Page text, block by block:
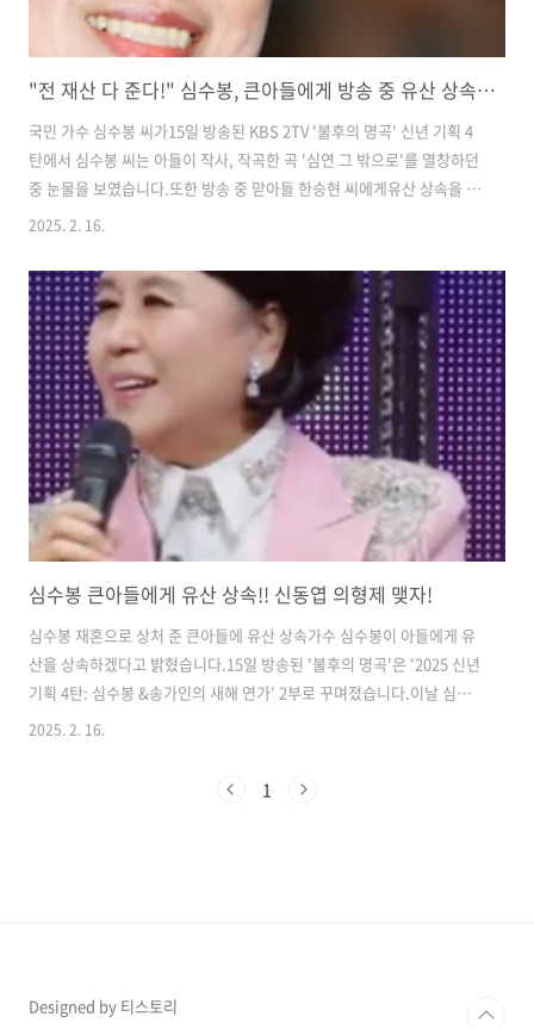
"전 재산 다 준다!" 심수봉, 큰아들에게 방송 중 유산 상속 폭탄 선언!
국민 가수 심수봉 씨가15일 방송된 KBS 2TV '불후의 명곡' 신년 기획 4
탄에서 심수봉 씨는 아들이 작사, 작곡한 곡 '심연 그 밖으로'를 열창하던
중 눈물을 보였습니다.​또한 방송 중 맏아들 한승현 씨에게유산 상속을 깜
짝 약속하며 모두를 놀라게 했습니다.​대체 어떻게 된 내용인지 알아보시
곡을 만들게 된 이유에 대해 "가족 안에서 겪었던 일들을 경험으로 창작
했다라고 말하면서어머니께서 그 얘기가 상처가 됐는지 노래를 부르실
때마다 우시더라"라고 밝혔습니다.​​ 심수봉 씨는 재혼 사실을 언급하며
"어릴 시절에 과부 엄마와 살며평생 사랑을 받아 본 적이 없다라고 말하
며,재혼 후에 남편이 아들을 많이 야단 쳐서 많이 울기도 했다"고 ..
2025. 2. 16.
심수봉 큰아들에게 유산 상속!! 신동엽 의형제 맺자!
심수봉 재혼으로 상처 준 큰아들에 유산 상속​가수 심수봉이 아들에게 유
산을 상속하겠다고 밝혔습니다.​15일 방송된 '불후의 명곡'은 '2025 신년
기획 4탄: 심수봉 &송가인의 새해 연가' 2부로 꾸며졌습니다.이날 심수
봉은 절절한 목소리로 '심연 그 밖으로'를 열창하며 눈물을 쏟았습니다.
어머니를 위해 이 자리에 달려왔다"고 말했고, 이어 심수봉의 아들 한승
2025. 2. 16.
1
Designed by 티스토리